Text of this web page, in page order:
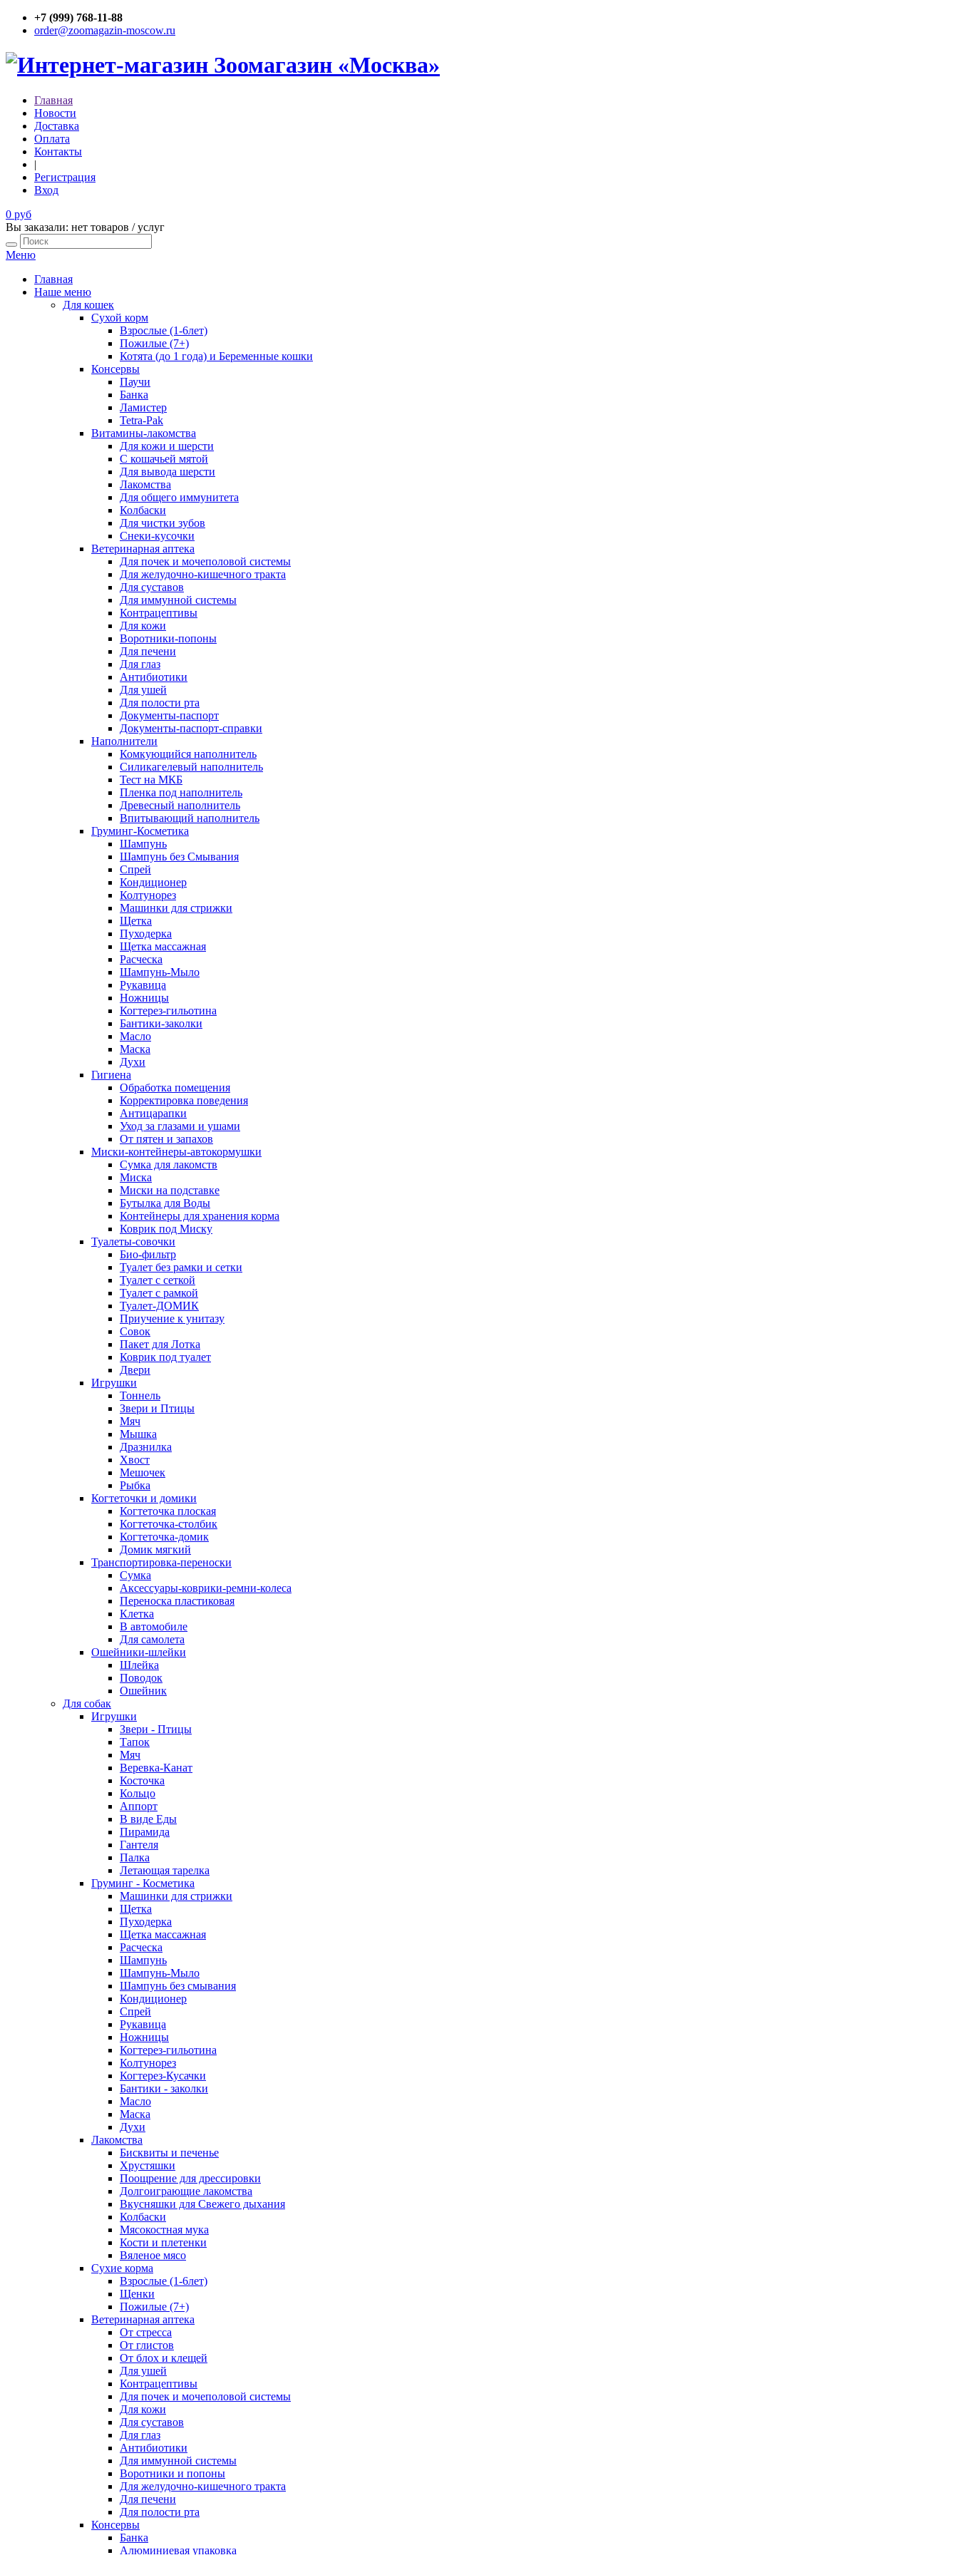
+7 (999) 768-11-88
order@zoomagazin-moscow.ru
Главная
Новости
Доставка
Оплата
Контакты
|
Регистрация
Вход
0 руб
Вы заказали: нет товаров / услуг
Меню
Главная
Наше меню
Для кошек
Сухой корм
Взрослые (1-6лет)
Пожилые (7+)
Котята (до 1 года) и Беременные кошки
Консервы
Паучи
Банка
Ламистер
Tetra-Pak
Витамины-лакомства
Для кожи и шерсти
С кошачьей мятой
Для вывода шерсти
Лакомства
Для общего иммунитета
Колбаски
Для чистки зубов
Снеки-кусочки
Ветеринарная аптека
Для почек и мочеполовой системы
Для желудочно-кишечного тракта
Для суставов
Для иммунной системы
Контрацептивы
Для кожи
Воротники-попоны
Для печени
Для глаз
Антибиотики
Для ушей
Для полости рта
Документы-паспорт
Документы-паспорт-справки
Наполнители
Комкующийся наполнитель
Силикагелевый наполнитель
Тест на МКБ
Пленка под наполнитель
Древесный наполнитель
Впитывающий наполнитель
Груминг-Косметика
Шампунь
Шампунь без Смывания
Спрей
Кондиционер
Колтунорез
Машинки для стрижки
Щетка
Пуходерка
Щетка массажная
Расческа
Шампунь-Мыло
Рукавица
Ножницы
Когтерез-гильотина
Бантики-заколки
Масло
Маска
Духи
Гигиена
Обработка помещения
Корректировка поведения
Антицарапки
Уход за глазами и ушами
От пятен и запахов
Миски-контейнеры-автокормушки
Сумка для лакомств
Миска
Миски на подставке
Бутылка для Воды
Контейнеры для хранения корма
Коврик под Миску
Туалеты-совочки
Био-фильтр
Туалет без рамки и сетки
Туалет с сеткой
Туалет с рамкой
Туалет-ДОМИК
Приучение к унитазу
Совок
Пакет для Лотка
Коврик под туалет
Двери
Игрушки
Тоннель
Звери и Птицы
Мяч
Мышка
Дразнилка
Хвост
Мешочек
Рыбка
Когтеточки и домики
Когтеточка плоская
Когтеточка-столбик
Когтеточка-домик
Домик мягкий
Транспортировка-переноски
Сумка
Аксессуары-коврики-ремни-колеса
Переноска пластиковая
Клетка
В автомобиле
Для самолета
Ошейники-шлейки
Шлейка
Поводок
Ошейник
Для собак
Игрушки
Звери - Птицы
Тапок
Мяч
Веревка-Канат
Косточка
Кольцо
Аппорт
В виде Еды
Пирамида
Гантеля
Палка
Летающая тарелка
Груминг - Косметика
Машинки для стрижки
Щетка
Пуходерка
Щетка массажная
Расческа
Шампунь
Шампунь-Мыло
Шампунь без cмывания
Кондиционер
Спрей
Рукавица
Ножницы
Когтерез-гильотина
Колтунорез
Когтерез-Кусачки
Бантики - заколки
Масло
Маска
Духи
Лакомства
Бисквиты и печенье
Хрустяшки
Поощрение для дрессировки
Долгоиграющие лакомства
Вкусняшки для Свежего дыхания
Колбаски
Мясокостная мука
Кости и плетенки
Вяленое мясо
Сухие корма
Взрослые (1-6лет)
Щенки
Пожилые (7+)
Ветеринарная аптека
От стресса
От глистов
От блох и клещей
Для ушей
Контрацептивы
Для почек и мочеполовой системы
Для кожи
Для суставов
Для глаз
Антибиотики
Для иммунной системы
Воротники и попоны
Для желудочно-кишечного тракта
Для печени
Для полости рта
Консервы
Банка
Алюминиевая упаковка